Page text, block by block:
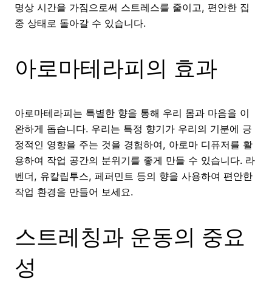
명상 시간을 가짐으로써 스트레스를 줄이고, 편안한 집
중 상태로 돌아갈 수 있습니다.
아로마테라피의 효과
아로마테라피는 특별한 향을 통해 우리 몸과 마음을 이
완하게 돕습니다. 우리는 특정 향기가 우리의 기분에 긍
정적인 영향을 주는 것을 경험하여, 아로마 디퓨저를 활
용하여 작업 공간의 분위기를 좋게 만들 수 있습니다. 라
벤더, 유칼립투스, 페퍼민트 등의 향을 사용하여 편안한
작업 환경을 만들어 보세요.
스트레칭과 운동의 중요
성